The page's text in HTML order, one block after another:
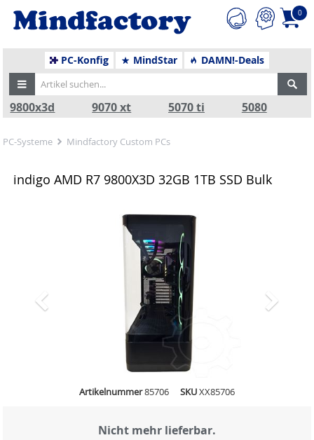
0
PC-Konfig MindStar DAMN!-Deals
9800x3d 9070 xt 5070 ti 5080
PC-Systeme Mindfactory Custom PCs
indigo AMD R7 9800X3D 32GB 1TB SSD Bulk
Zurück
Artikelnummer85706 SKUXX85706
Nicht mehr lieferbar.